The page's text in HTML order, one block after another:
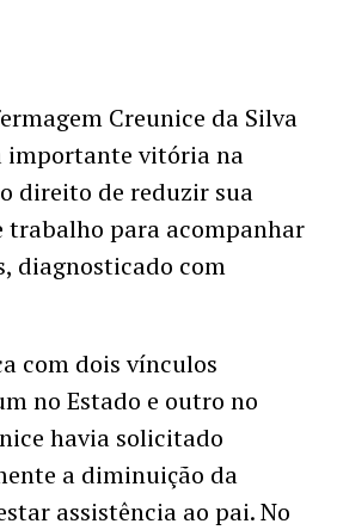
Creunice da Silva
importante vitória na
direito de reduzir sua
trabalho para acompanhar
diagnosticado com
com dois vínculos
no Estado e outro no
havia solicitado
a diminuição da
assistência ao pai. No